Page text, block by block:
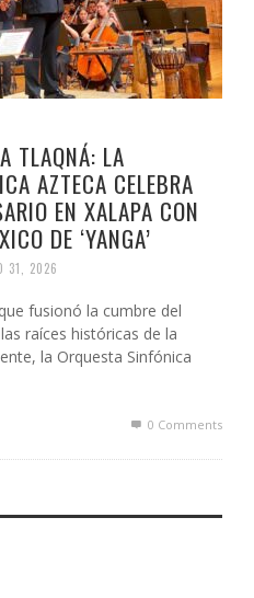
TLAQNÁ: LA
AZTECA CELEBRA
EN XALAPA CON
DE ‘YANGA’
31, 2026
fusionó la cumbre del
raíces históricas de la
la Orquesta Sinfónica
0 Comments